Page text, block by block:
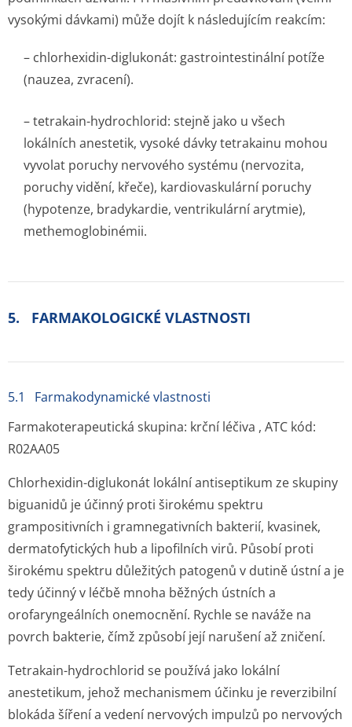
vysokými dávkami) může dojít k následujícím reakcím:
– chlorhexidin-diglukonát: gastrointestinální potíže
(nauzea, zvracení).
– tetrakain-hydrochlorid: stejně jako u všech
lokálních anestetik, vysoké dávky tetrakainu mohou
vyvolat poruchy nervového systému (nervozita,
poruchy vidění, křeče), kardiovaskulární poruchy
(hypotenze, bradykardie, ventrikulární arytmie),
methemoglobinémii.
5. FARMAKOLOGICKÉ VLASTNOSTI
5.1 Farmakodynamické vlastnosti
Farmakoterapeutická skupina: krční léčiva , ATC kód:
R02AA05
Chlorhexidin-diglukonát lokální antiseptikum ze skupiny
biguanidů je účinný proti širokému spektru
grampositivních i gramnegativních bakterií, kvasinek,
dermatofytických hub a lipofilních virů. Působí proti
širokému spektru důležitých patogenů v dutině ústní a je
tedy účinný v léčbě mnoha běžných ústních a
orofaryngeálních onemocnění. Rychle se naváže na
povrch bakterie, čímž způsobí její narušení až zničení.
Tetrakain-hydrochlorid se používá jako lokální
anestetikum, jehož mechanismem účinku je reverzibilní
blokáda šíření a vedení nervových impulzů po nervových